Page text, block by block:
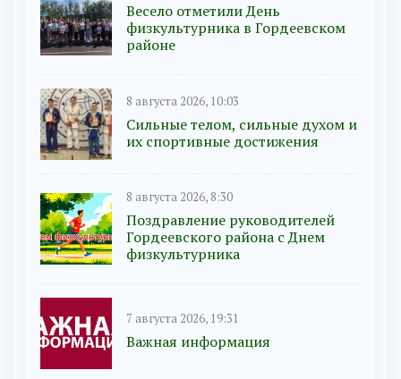
Весело отметили День
физкультурника в Гордеевском
районе
8 августа 2026, 10:03
Сильные телом, сильные духом и
их спортивные достижения
8 августа 2026, 8:30
Поздравление руководителей
Гордеевского района с Днем
физкультурника
7 августа 2026, 19:31
Важная информация